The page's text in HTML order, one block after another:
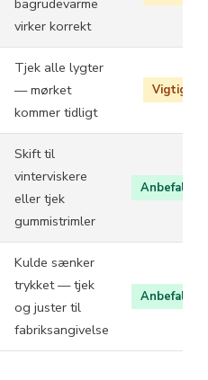
virker korrekt
Tjek alle lygter
— mørket
kommer tidligt
Vigtig
Skift til
vinterviskere
eller tjek
gummistrimler
Anbefalet
Kulde sænker
trykket — tjek
og juster til
fabriksangivelse
Anbefalet